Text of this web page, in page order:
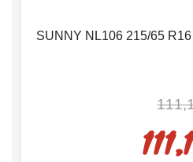
SUNNY NL106 215/65